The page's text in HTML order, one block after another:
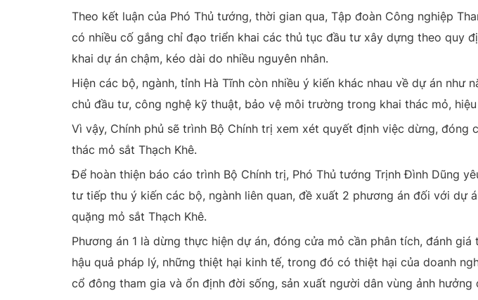
Theo kết luận của Phó Thủ tướng, thời gian qua, Tập đoàn Công nghiệp
có nhiều cố gắng chỉ đạo triển khai các thủ tục đầu tư xây dựng theo quy
khai dự án chậm, kéo dài do nhiều nguyên nhân.
Hiện các bộ, ngành, tỉnh Hà Tĩnh còn nhiều ý kiến khác nhau về dự án như
chủ đầu tư, công nghệ kỹ thuật, bảo vệ môi trường trong khai thác mỏ,
Vì vậy, Chính phủ sẽ trình Bộ Chính trị xem xét quyết định việc dừng, đóng
thác mỏ sắt Thạch Khê.
Để hoàn thiện báo cáo trình Bộ Chính trị, Phó Thủ tướng Trịnh Đình Dũng
tư tiếp thu ý kiến các bộ, ngành liên quan, đề xuất 2 phương án đối với dự
quặng mỏ sắt Thạch Khê.
Phương án 1 là dừng thực hiện dự án, đóng cửa mỏ cần phân tích, đánh
hậu quả pháp lý, những thiệt hại kinh tế, trong đó có thiệt hại của doanh
cổ đông tham gia và ổn định đời sống, sản xuất người dân vùng ảnh